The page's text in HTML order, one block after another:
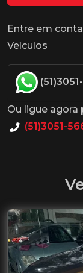
Entre em
Veículos
Ou ligue agora
(51)3051-